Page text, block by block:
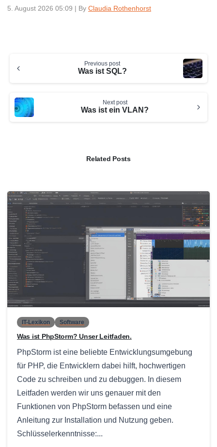
5. August 2026 05:09 | By Claudia Rothenhorst
Reading
Previous post
Was ist SQL?
Next post
Was ist ein VLAN?
Related Posts
IT-Lexikon Software
Was ist PhpStorm? Unser Leitfaden.
PhpStorm ist eine beliebte Entwicklungsumgebung
für PHP, die Entwicklern dabei hilft, hochwertigen
Code zu schreiben und zu debuggen. In diesem
Leitfaden werden wir uns genauer mit den
Funktionen von PhpStorm befassen und eine
Anleitung zur Installation und Nutzung geben.
Schlüsselerkenntnisse:...